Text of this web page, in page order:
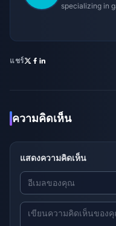
specializing in
แชร์
ความคิดเห็น
แสดงความคิดเห็น